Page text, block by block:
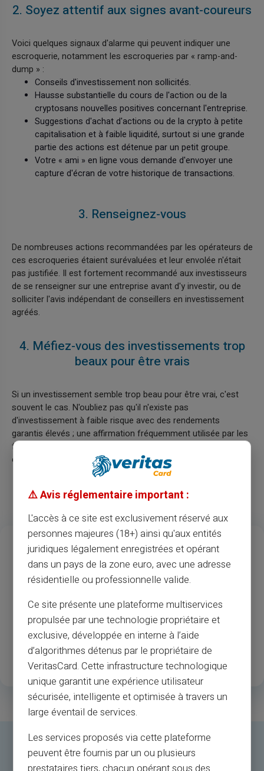
2. Soyez attentif aux signes avant-coureurs
Voici quelques signaux d'alarme qui peuvent indiquer une
escroquerie, notamment les escroqueries par « ramp-and-
dump » :
Conseils d'investissement non sollicités.
Hausse substantielle du cours de l'action ou de la
cryptosans nouvelles positives concernant l'entreprise.
Suggestions d'achat d'actions ou de la crypto à petite
capitalisation et à faible liquidité, surtout si une grande
partie des actions est détenue par un petit groupe.
Votre « ami » en ligne vous demande d'envoyer une
capture d'écran de votre historique de transactions.
3. Renseignez-vous
De nombreuses actions recommandées par les opérateurs de
ces escroqueries étaient surévaluées et leur envolée n'était
pas justifiée. Il est fortement recommandé aux investisseurs
de se renseigner sur une entreprise avant d'y investir, ou de
solliciter l'avis indépendant de conseillers en investissement
agréés.
4. Méfiez-vous des investissements trop
beaux pour être vrais
Si un investissement semble trop beau pour être vrai, c'est
souvent le cas. N'oubliez pas qu'il n'existe pas
d'investissement à faible risque avec des rendements
garantis élevés ; une affirmation fréquemment utilisée par les
fraudeurs pour attirer les investisseurs imprudents en
exploitant leur peur de manquer une opportunité.
13
Années d’expérience
37M
Acceptation des
commerçants et des
1.3M
Clients enregistrés
satisfaits
35
Pays disponibles
⚠️ Avis réglementaire important :
L'accès à ce site est exclusivement réservé aux
personnes majeures (18+) ainsi qu'aux entités
juridiques légalement enregistrées et opérant
dans un pays de la zone euro, avec une adresse
résidentielle ou professionnelle valide.
Ce site présente une plateforme multiservices
propulsée par une technologie propriétaire et
exclusive, développée en interne à l’aide
d’algorithmes détenus par le propriétaire de
VeritasCard. Cette infrastructure technologique
unique garantit une expérience utilisateur
sécurisée, intelligente et optimisée à travers un
large éventail de services.
Les services proposés via cette plateforme
peuvent être fournis par un ou plusieurs